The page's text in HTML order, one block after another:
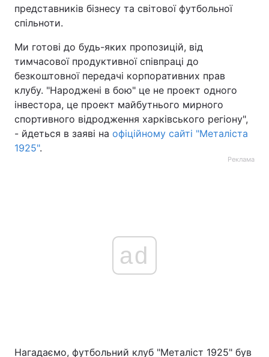
представників бізнесу та світової футбольної
спільноти.
Ми готові до будь-яких пропозицій, від
тимчасової продуктивної співпраці до
безкоштовної передачі корпоративних прав
клубу. "Народжені в бою" це не проект одного
інвестора, це проект майбутнього мирного
спортивного відродження харківського регіону",
- йдеться в заяві на офіційному сайті "Металіста
1925".
Реклама
ad
Нагадаємо, футбольний клуб "Металіст 1925" був